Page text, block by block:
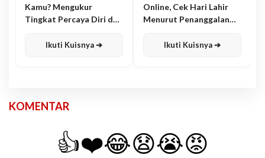
Kamu? Mengukur
Tingkat Percaya Diri dan
Ikuti Kuisnya ➔
Online, Cek Hari Lahir
Menurut Penanggalan
Ikuti Kuisnya ➔
KOMENTAR
👍❤️😂😧😭😡